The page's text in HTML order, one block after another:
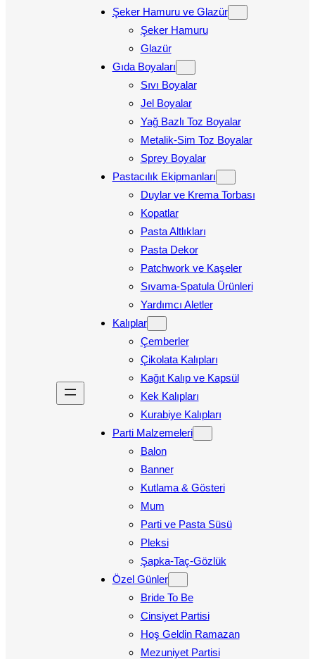
Şeker Hamuru ve Glazür
Şeker Hamuru
Glazür
Gıda Boyaları
Sıvı Boyalar
Jel Boyalar
Yağ Bazlı Toz Boyalar
Metalik-Sim Toz Boyalar
Sprey Boyalar
Pastacılık Ekipmanları
Duylar ve Krema Torbası
Kopatlar
Pasta Altlıkları
Pasta Dekor
Patchwork ve Kaşeler
Sıvama-Spatula Ürünleri
Yardımcı Aletler
Kalıplar
Çemberler
Çikolata Kalıpları
Kağıt Kalıp ve Kapsül
Kek Kalıpları
Kurabiye Kalıpları
Parti Malzemeleri
Balon
Banner
Kutlama & Gösteri
Mum
Parti ve Pasta Süsü
Pleksi
Şapka-Taç-Gözlük
Özel Günler
Bride To Be
Cinsiyet Partisi
Hoş Geldin Ramazan
Mezuniyet Partisi